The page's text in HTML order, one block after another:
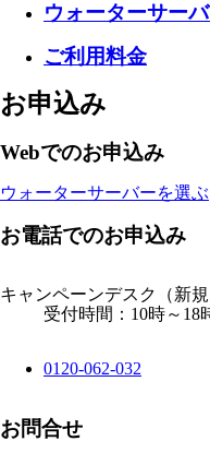
ウォーターサー
ご利用料金
お申込み
Webでのお申込み
ウォーターサーバーを選ぶ
お電話でのお申込み
キャンペーンデスク
（新
受付時間：10時～18
0120-062-032
お問合せ